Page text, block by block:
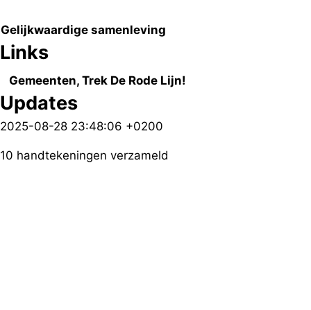
Gelijkwaardige samenleving
Links
Gemeenten, Trek De Rode Lijn!
Updates
2025-08-28 23:48:06 +0200
10 handtekeningen verzameld